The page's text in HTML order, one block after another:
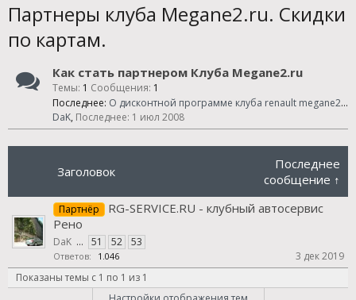
Партнеры клуба Megane2.ru. Скидки
по картам.
Как стать партнером Клуба Megane2.ru
Темы: 1 Сообщения: 1
Последнее: О дисконтной программе клуба renault megane2.ru
DaK, 1 июл 2008
Заголовок
Последнее
сообщение ↑
Партнёр
RG-SERVICE.RU - клубный автосервис
Рено
DaK ... 51 52 53
Ответов: 1.046
3 дек 2019
Показаны темы с 1 по 1 из 1